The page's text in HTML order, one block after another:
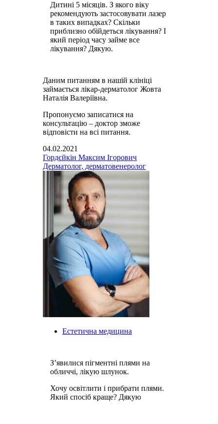
Дитині 5 місяців. З якого віку
рекомендують застосовувати лазер
в таких випадках? Скільки
приблизно обійдеться лікування? І
який період часу займе все
лікування? Дякую.
Даним питанням в нашій клініці
займається лікар-дерматолог Жовта
Наталія Валеріївна.
Пропонуємо записатися на
консультацію – доктор зможе
відповісти на всі питання.
04.02.2021
Гордєйкін Максим Ігорович
Дерматолог, дерматовенеролог
Естетична медицина
З’явилися пігментні плями на
обличчі, лікую шлунок.
Хочу освітлити і прибрати плями.
Який спосіб краще? Дякую